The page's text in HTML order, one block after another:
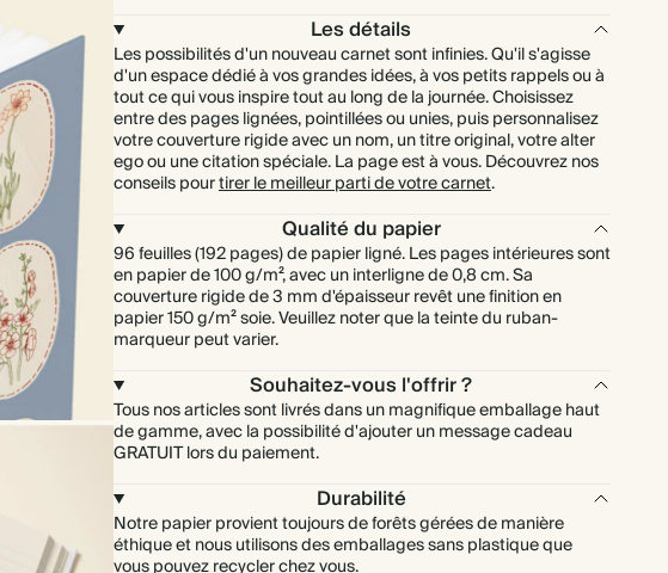
Les détails
Les possibilités d'un nouveau carnet sont infinies. Qu'il s'agisse
d'un espace dédié à vos grandes idées, à vos petits rappels ou à
tout ce qui vous inspire tout au long de la journée. Choisissez
entre des pages lignées, pointillées ou unies, puis personnalisez
votre couverture rigide avec un nom, un titre original, votre alter
ego ou une citation spéciale. La page est à vous. Découvrez nos
conseils pourtirer le meilleur parti de votre carnet.
Qualité du papier
96 feuilles (192 pages) de papier ligné. Les pages intérieures sont
en papier de 100 g/m², avec un interligne de 0,8 cm. Sa
couverture rigide de 3 mm d'épaisseur revêt une finition en
papier 150 g/m² soie. Veuillez noter que la teinte du ruban-
marqueur peut varier.
Souhaitez-vous l'offrir ?
Tous nos articles sont livrés dans un magnifique emballage haut
de gamme, avec la possibilité d'ajouter un message cadeau
GRATUIT lors du paiement.
Durabilité
Notre papier provient toujours de forêts gérées de manière
éthique et nous utilisons des emballages sans plastique que
vous pouvez recycler chez vous.